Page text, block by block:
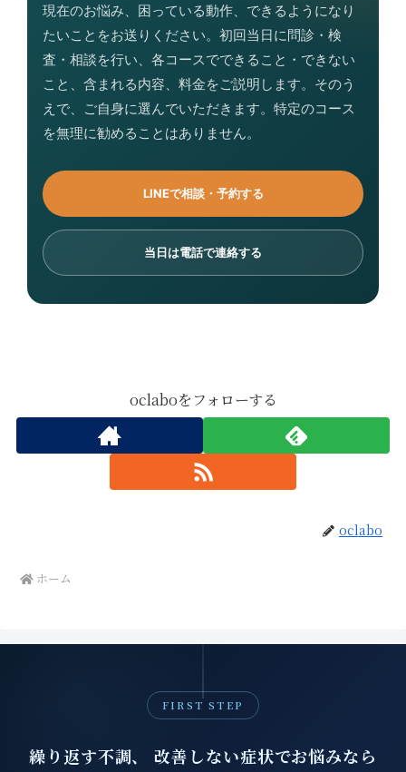
現在のお悩み、困っている動作、できるようになり
たいことをお送りください。初回当日に問診・検
査・相談を行い、各コースでできること・できない
こと、含まれる内容、料金をご説明します。そのう
えで、ご自身に選んでいただきます。特定のコース
を無理に勧めることはありません。
LINEで相談・予約する
当日は電話で連絡する
oclaboをフォローする
oclabo
ホーム
FIRST STEP
繰り返す不調、 改善しない症状でお悩みなら